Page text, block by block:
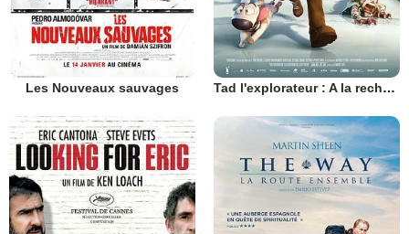
Les Nouveaux sauvages Tad l'explorateur : A la recherche de la Cité perdue